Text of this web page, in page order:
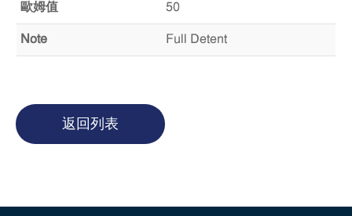
歐姆值 50
Note Full Detent
返回列表